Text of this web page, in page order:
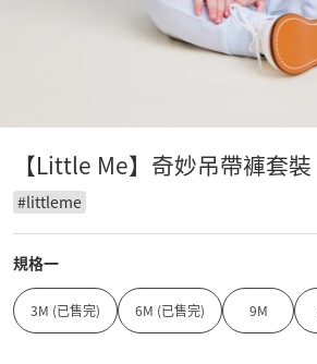
【Little Me】奇妙吊帶褲套裝
#littleme
規格一
3M (已售完) 6M (已售完) 9M